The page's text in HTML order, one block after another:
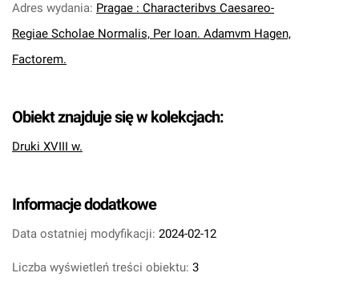
Adres wydania: Pragae : Characteribvs Caesareo-
Regiae Scholae Normalis, Per Ioan. Adamvm Hagen,
Factorem.
Obiekt znajduje się w kolekcjach:
Druki XVIII w.
Informacje dodatkowe
Data ostatniej modyfikacji: 2024-02-12
Liczba wyświetleń treści obiektu: 3